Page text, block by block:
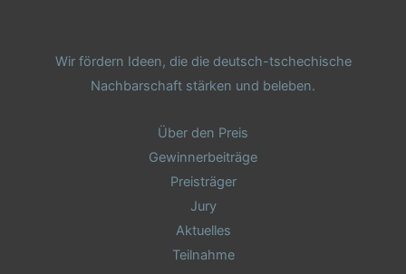
Wir fördern Ideen, die die deutsch-tschechische
Nachbarschaft stärken und beleben.
Über den Preis
Gewinnerbeiträge
Preisträger
Jury
Aktuelles
Teilnahme